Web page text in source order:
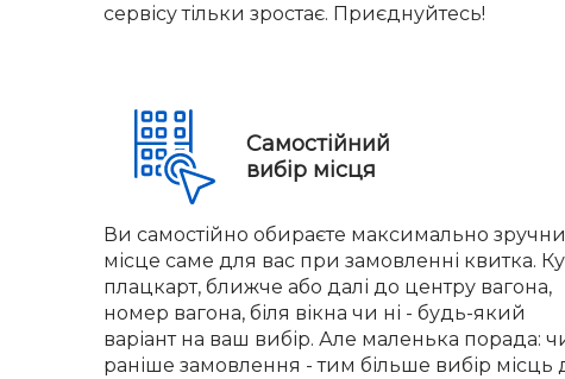
сервісу тільки зростає. Приєднуйтесь!
Самостійний
вибір місця
Ви самостійно обираєте максимально
місце саме для вас при замовленні квитка.
плацкарт, ближче або далі до центру вагона,
номер вагона, біля вікна чи ні - будь-який
варіант на ваш вибір. Але маленька порада:
раніше замовлення - тим більше вибір місць